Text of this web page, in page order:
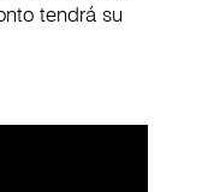
tendrá su